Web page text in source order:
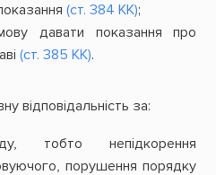
(ст. 384 КК);
давати показання про
(ст. 385 КК).
відповідальність за:
тобто непідкорення
порушення порядку